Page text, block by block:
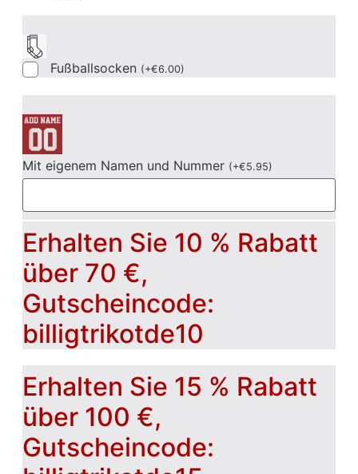
Fußballsocken (+€6.00)
Mit eigenem Namen und Nummer (+€5.95)
Erhalten Sie 10 % Rabatt
über 70 €,
Gutscheincode:
billigtrikotde10
Erhalten Sie 15 % Rabatt
über 100 €,
Gutscheincode: